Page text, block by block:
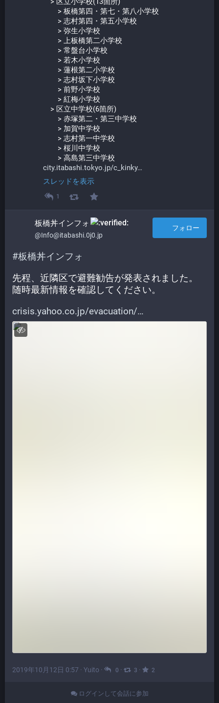
> 板橋第四・第七・第八小学校
> 志村第四・第五小学校
> 弥生小学校
> 上板橋第二小学校
> 常盤台小学校
> 若木小学校
> 蓮根第二小学校
> 志村坂下小学校
> 前野小学校
> 紅梅小学校
> 区立中学校(6箇所)
> 赤塚第二・第三中学校
> 加賀中学校
> 志村第一中学校
> 桜川中学校
> 高島第三中学校
city.itabashi.tokyo.jp/c_kinky
スレッドを表示
1
板橋丼インフォ​
@Info@itabashi.0j0.jp
フォロー
#板橋丼インフォ
先程、近隣区で避難勧告が発表されました。
随時最新情報を確認してください。
crisis.yahoo.co.jp/evacuation/
2019年10月12日 0:57 · Yuito · 0 · 3 · 2
ログインして会話に参加